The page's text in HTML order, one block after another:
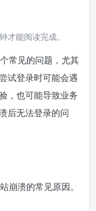
才能阅读完成。
常见的问题，尤其
试登录时可能会遇
，也可能导致业务
后无法登录的问
崩溃的常见原因。